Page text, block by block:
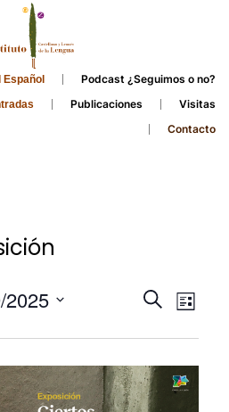
Podcast ¿Seguimos o no?
Publicaciones
Visitas
Contacto
Events
and
Views
Search
List
2025